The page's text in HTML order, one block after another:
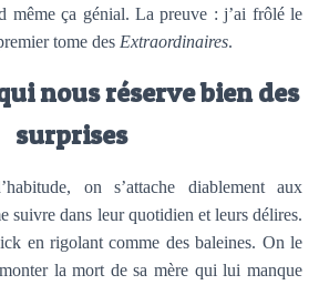
même ça génial. La preuve : j’ai frôlé le
tome des Extraordinaires.
nous réserve bien des
surprises
on s’attache diablement aux
suivre dans leur quotidien et leurs délires.
en rigolant comme des baleines. On le
la mort de sa mère qui lui manque